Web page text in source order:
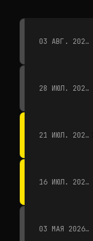
03 АВГ. 2026 Г. · 15:30
28 ИЮЛ. 2026 Г. · 15:00
21 ИЮЛ. 2026 Г. · 15:00
16 ИЮЛ. 2026 Г. · 15:00
03 МАЯ 2026 Г. · 12:00